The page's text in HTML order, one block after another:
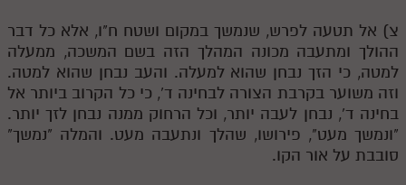
צ) אל תטעה לפרש, שנמשך במקום ושטח ח"ו, אלא כל דבר
ההולך ומתעבה מכונה המהלך הזה בשם המשכה, ממעלה
למטה, כי הזך נבחן שהוא למעלה. והעב נבחן שהוא למטה.
וזה משוער בקרבת הצורה לבחינה ד', כי כל הקרוב ביותר אל
בחינה ד', נבחן לעבה יותר, וכל הרחוק ממנה נבחן לזך יותר.
"ונמשך מעט", פירושו, שהלך ונתעבה מעט. והמלה "נמשך"
סובבת על אור הקו.